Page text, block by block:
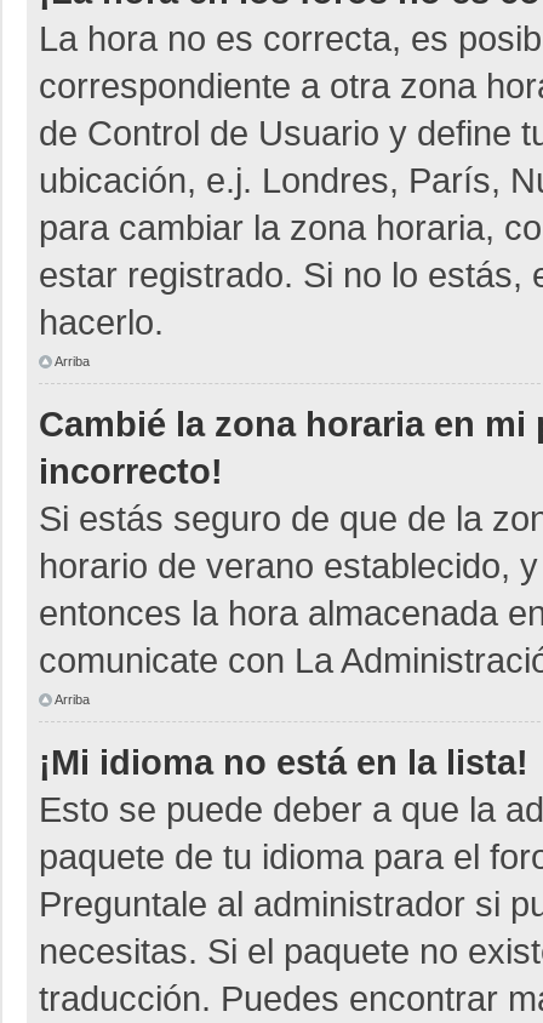
La hora no es correcta, es
correspondiente a otra zona
de Control de Usuario y define
ubicación, e.j. Londres, París,
para cambiar la zona horaria,
estar registrado. Si no lo estás,
hacerlo.
Arriba
Cambié la zona horaria en
incorrecto!
Si estás seguro de que de la
horario de verano establecido,
entonces la hora almacenada
comunicate con La
Arriba
¡Mi idioma no está en la lista!
Esto se puede deber a que la
paquete de tu idioma para el
Preguntale al administrador si
necesitas. Si el paquete no
traducción. Puedes encontrar